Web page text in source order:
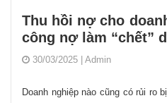
Thu hồi nợ cho
công nợ làm “chết”
30/03/2025 Admin
Doanh nghiệp nào cũng có rủi ro